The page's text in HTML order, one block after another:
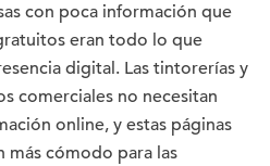
con poca información que
eran todo lo que
digital. Las tintorerías y
comerciales no necesitan
online, y estas páginas
más cómodo para las